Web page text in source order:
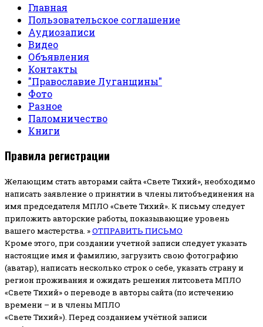
Главная
Пользовательское соглашение
Аудиозаписи
Видео
Объявления
Контакты
"Православие Луганщины"
Фото
Разное
Паломничество
Книги
Правила регистрации
Желающим стать авторами сайта «Свете Тихий», необходимо
написать заявление о принятии в члены литобъединения на
имя председателя МПЛО «Свете Тихий». К письму следует
приложить авторские работы, показывающие уровень
вашего мастерства. »ОТПРАВИТЬ ПИСЬМО
Кроме этого, при создании учетной записи следует указать
настоящие имя и фамилию, загрузить свою фотографию
(аватар), написать несколько строк о себе, указать страну и
регион проживания и ожидать решения литсовета МПЛО
«Свете Тихий» о переводе в авторы сайта (по истечению
времени – и в члены МПЛО
«Свете Тихий»). Перед созданием учётной записи